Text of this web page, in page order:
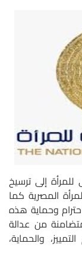
إلى ترسيخ
المصرية كما
وحماية هذه
من عدالة
والحماية،